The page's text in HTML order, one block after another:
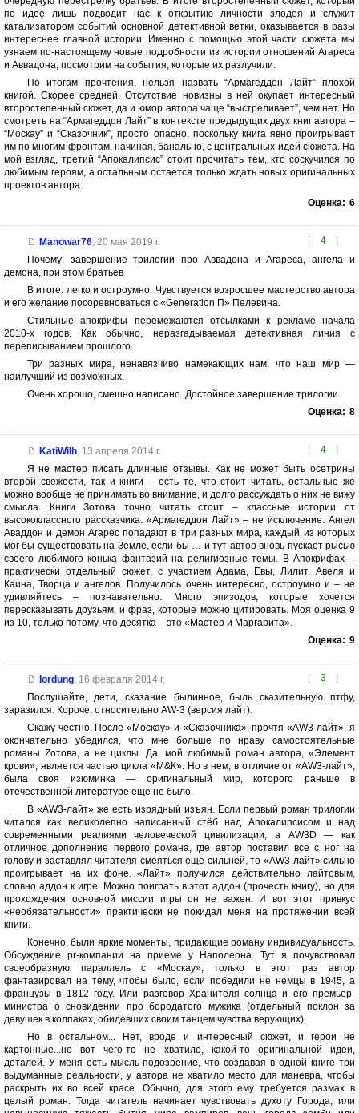
по идее лишь подводит нас к открытию личности злодея и служит
катализатором событий основной детективной ветки, оказывается в разы
интереснее главной истории. Именно с помощью этой части сюжета мы
узнаем по-настоящему новые подробности из истории отношений Агареса
и Аввадона, посмотрим на события, которые их разлучили.
По итогам прочтения, нельзя назвать “Армагеддон Лайт” плохой
книгой. Скорее средней. Отсутствие новизны в ней окупает интересный
второстепенный сюжет, да и юмор автора чаще “выстреливает”, чем нет. Но
смотреть на “Армагеддон Лайт” в контексте предыдущих двух книг автора –
“Москау” и “Сказочник”, просто опасно, поскольку книга явно проигрывает
им по многим фронтам, начиная, банально, с центральных идей сюжета. На
мой взгляд, третий “Апокалипсис” стоит прочитать тем, кто соскучился по
любимым героям, а остальным остается только ждать новых оригинальных
проектов автора.
Оценка: 6
[ 4 ]
Manowar76, 20 мая 2019 г.
Почему: завершение трилогии про Аввадона и Агареса, ангела и
демона, при этом братьев
В итоге: легко и остроумно. Чувствуется возросшее мастерство автора
и его желание посоревноваться с «Generation П» Пелевина.
Стильные апокрифы перемежаются отсылками к рекламе начала
2010-х годов. Как обычно, неразгадываемая детективная линия с
переписыванием прошлого.
Три разных мира, ненавязчиво намекающих нам, что наш мир —
наилучший из возможных.
Очень хорошо, смешно написано. Достойное завершение трилогии.
Оценка: 8
[ 4 ]
KatiWilh, 13 апреля 2014 г.
Я не мастер писать длинные отзывы. Как не может быть осетрины
второй свежести, так и книги – есть те, что стоит читать, остальные же
можно вообще не принимать во внимание, и долго рассуждать о них не вижу
смысла. Книги Зотова точно читать стоит – классные истории от
высококлассного рассказчика. «Армагеддон Лайт» – не исключение. Ангел
Аваддон и демон Агарес попадают в три разных мира, каждый из которых
мог бы существовать на Земле, если бы … и тут автор вновь пускает рысью
своего любимого конька фантазий на религиозные темы. В Апокрифах –
практически отдельный сюжет, с участием Адама, Евы, Лилит, Авеля и
Каина, Творца и ангелов. Получилось очень интересно, остроумно и – не
удивляйтесь – познавательно. Много эпизодов, которые хочется
пересказывать друзьям, и фраз, которые можно цитировать. Моя оценка 9
из 10, только потому, что десятка – это «Мастер и Маргарита».
Оценка: 9
[ 3 ]
lordung, 16 февраля 2014 г.
Послушайте, дети, сказание былинное, быль сказительную...птфу,
заразился. Короче, относительно AW-3 (версия лайт).
Скажу честно. После «Москау» и «Сказочника», прочтя «АW3-лайт», я
окончательно убедился, что мне больше по нраву самостоятельные
романы Zотова, а не циклы. Да, мой любимый роман автора, «Элемент
крови», является частью цикла «М&К». Но в нем, в отличие от «АW3-лайт»,
была своя изюминка — оригинальный мир, которого раньше в
отечественной литературе ещё не было.
В «АW3-лайт» же есть изрядный изъян. Если первый роман трилогии
читался как великолепно написанный стёб над Апокалипсисом и над
современными реалиями человеческой цивилизации, а АW3D — как
отличное дополнение первого романа, где автор поставил все с ног на
голову и заставлял читателя смеяться ещё сильней, то «АW3-лайт» сильно
проигрывает на их фоне. «Лайт» получился действительно лайтовым,
словно аддон к игре. Можно поиграть в этот аддон (прочесть книгу), но для
прохождения основной миссии игры он не важен. И вот этот привкус
«необязательности» практически не покидал меня на протяжении всей
книги.
Конечно, были яркие моменты, придающие роману индивидуальность.
Обсуждение pr-компании на приеме у Наполеона. Тут я почувствовал
своеобразную параллель с «Москау», только в этот раз автор
фантазировал на тему, чтобы было, если победили не немцы в 1945, а
французы в 1812 году. Или разговор Хранителя солнца и его премьер-
министра о сновидении про бородатого мужика (отдельный поклон за
девушек в колпаках, обидевших своим танцем чувства верующих).
Но в остальном... Нет, вроде и интересный сюжет, и герои не
картонные...но вот чего-то не хватило, какой-то оригинальной идеи,
деталей. У меня есть мысль-подозрение, что создавая в одной книге три
выдуманные реальности, у автора не хватило место для маневра, чтобы
раскрыть их во всей красе. Обычно, для этого ему требуется размах в
целый роман. Тогда читатель начинает чувствовать духоту Города, или